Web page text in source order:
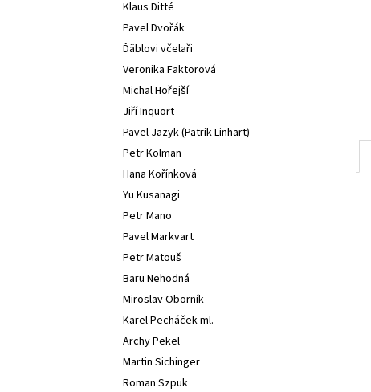
Klaus Ditté
Pavel Dvořák
Ďäblovi včelaři
Veronika Faktorová
Michal Hořejší
Jiří Inquort
Pavel Jazyk (Patrik Linhart)
Petr Kolman
Hana Kořínková
Yu Kusanagi
Petr Mano
Pavel Markvart
Petr Matouš
Baru Nehodná
Miroslav Oborník
Karel Pecháček ml.
Archy Pekel
Martin Sichinger
Roman Szpuk